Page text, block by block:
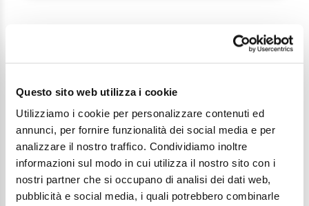
Questo sito web utilizza i cookie
Utilizziamo i cookie per personalizzare contenuti ed
annunci, per fornire funzionalità dei social media e per
analizzare il nostro traffico. Condividiamo inoltre
informazioni sul modo in cui utilizza il nostro sito con i
nostri partner che si occupano di analisi dei dati web,
pubblicità e social media, i quali potrebbero combinarle
Continua a esplorare
Il tuo viaggio digitale dentro Cesenatico